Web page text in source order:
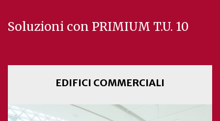
Soluzioni con PRIMIUM T.U. 10
EDIFICI COMMERCIALI